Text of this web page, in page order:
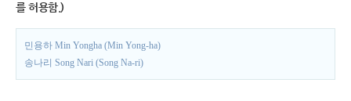
를 허용함.)
민용하 Min Yongha (Min Yong-ha)
송나리 Song Nari (Song Na-ri)